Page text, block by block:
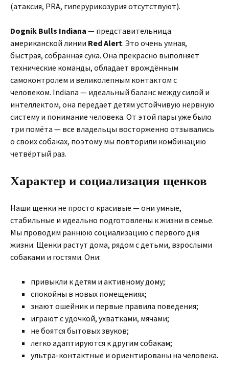
(атаксия, PRA, гиперурикозурия отсутствуют).
Dognik Bulls Indiana — представительница
американской линии Red Alert. Это очень умная,
быстрая, собранная сука. Она прекрасно выполняет
технические команды, обладает врождённым
самоконтролем и великолепным контактом с
человеком. Indiana — идеальный баланс между силой и
интеллектом, она передает детям устойчивую нервную
систему и понимание человека. От этой пары уже было
три помёта — все владельцы восторженно отзывались
о своих собаках, поэтому мы повторили комбинацию
четвёртый раз.
Характер и социализация щенков
Наши щенки не просто красивые — они умные,
стабильные и идеально подготовлены к жизни в семье.
Мы проводим раннюю социализацию с первого дня
жизни. Щенки растут дома, рядом с детьми, взрослыми
собаками и гостями. Они:
привыкли к детям и активному дому;
спокойны в новых помещениях;
знают ошейник и первые правила поведения;
играют с удочкой, ухватками, мячами;
не боятся бытовых звуков;
легко адаптируются к другим собакам;
ультра-контактные и ориентированы на человека.